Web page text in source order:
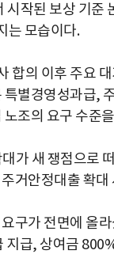
시작된 보상 기
는 모습이다.
합의 이후 주요
별경영성과급,
조의 요구 수준
가 새 쟁점으로
거안정대출 확
구가 전면에 올
급, 상여금